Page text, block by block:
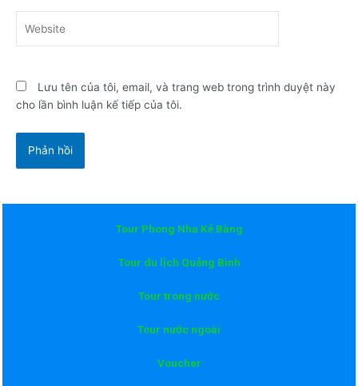
Lưu tên của tôi, email, và trang web trong trình duyệt này
cho lần bình luận kế tiếp của tôi.
Tour Phong Nha Kẻ Bàng
Tour du lịch Quảng Bình
Tour trong nước
Tour nước ngoài
Voucher